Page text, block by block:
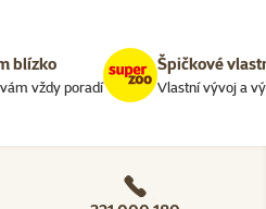
blízko
vždy poradí
Špičkové
Vlastní vývoj a